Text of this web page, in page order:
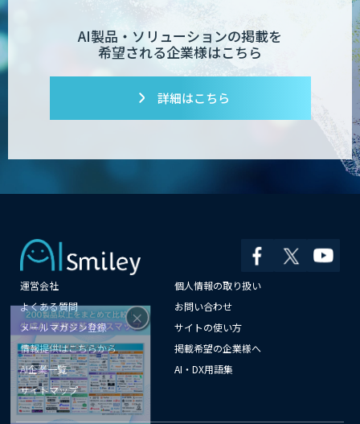
AI製品・ソリューションの掲載を
希望される企業様はこちら
詳細はこちら
運営会社
個人情報の取り扱い
よくある質問
お問い合わせ
メールマガジン登録
サイトの使い方
情報提供はこちらから
掲載希望の企業様へ
AI企業一覧
AI・DX用語集
サイトマップ
×